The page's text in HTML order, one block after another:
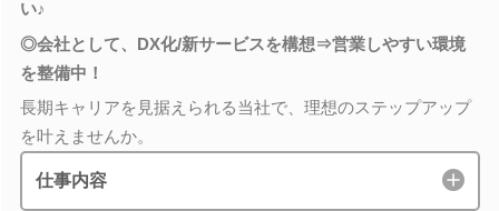
い♪
◎会社として、DX化/新サービスを構想⇒営業しやすい環境
を整備中！
長期キャリアを見据えられる当社で、理想のステップアップ
を叶えませんか。
仕事内容